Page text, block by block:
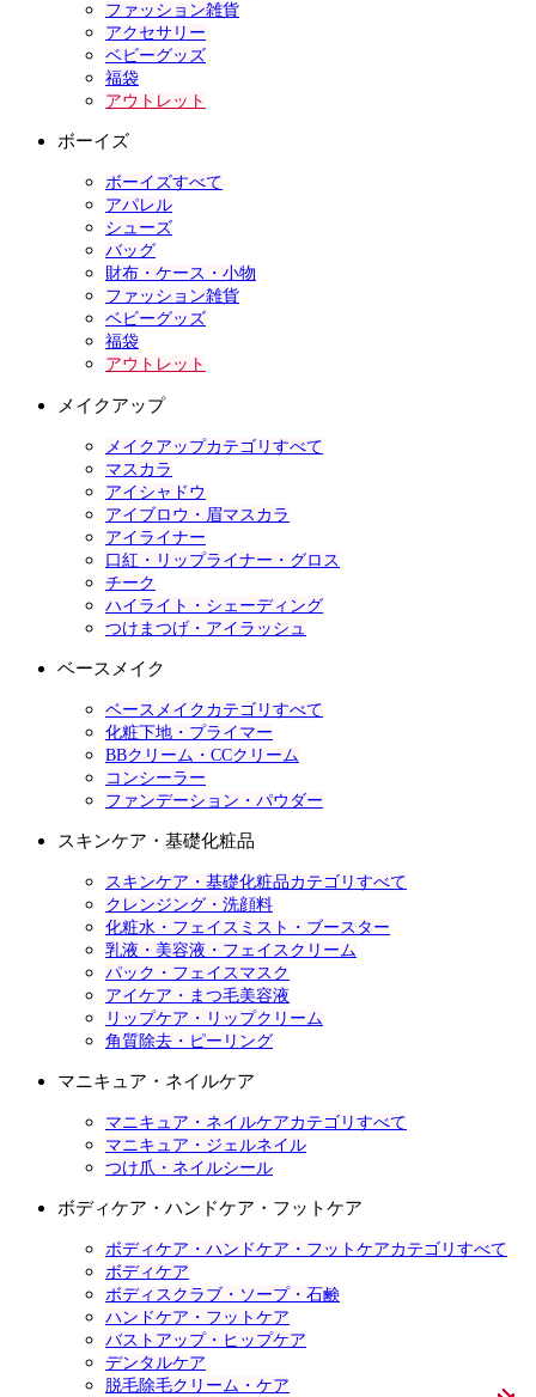
ファッション雑貨
アクセサリー
ベビーグッズ
福袋
アウトレット
ボーイズ
ボーイズすべて
アパレル
シューズ
バッグ
財布・ケース・小物
ファッション雑貨
ベビーグッズ
福袋
アウトレット
メイクアップ
メイクアップカテゴリすべて
マスカラ
アイシャドウ
アイブロウ・眉マスカラ
アイライナー
口紅・リップライナー・グロス
チーク
ハイライト・シェーディング
つけまつげ・アイラッシュ
ベースメイク
ベースメイクカテゴリすべて
化粧下地・プライマー
BBクリーム・CCクリーム
コンシーラー
ファンデーション・パウダー
スキンケア・基礎化粧品
スキンケア・基礎化粧品カテゴリすべて
クレンジング・洗顔料
化粧水・フェイスミスト・ブースター
乳液・美容液・フェイスクリーム
パック・フェイスマスク
アイケア・まつ毛美容液
リップケア・リップクリーム
角質除去・ピーリング
マニキュア・ネイルケア
マニキュア・ネイルケアカテゴリすべて
マニキュア・ジェルネイル
つけ爪・ネイルシール
ボディケア・ハンドケア・フットケア
ボディケア・ハンドケア・フットケアカテゴリすべて
ボディケア
ボディスクラブ・ソープ・石鹸
ハンドケア・フットケア
バストアップ・ヒップケア
デンタルケア
脱毛除毛クリーム・ケア